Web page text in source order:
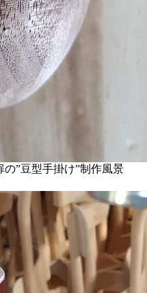
”豆型手掛け”制作風景